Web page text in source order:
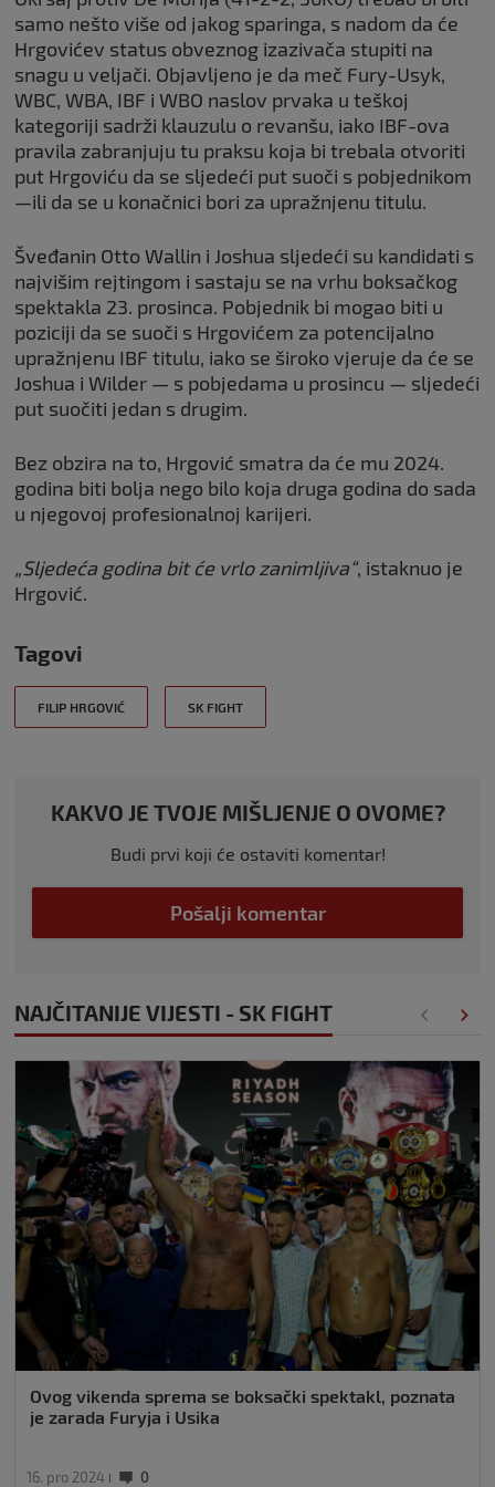
samo nešto više od jakog sparinga, s nadom da će
Hrgovićev status obveznog izazivača stupiti na
snagu u veljači. Objavljeno je da meč Fury-Usyk,
WBC, WBA, IBF i WBO naslov prvaka u teškoj
kategoriji sadrži klauzulu o revanšu, iako IBF-ova
pravila zabranjuju tu praksu koja bi trebala otvoriti
put Hrgoviću da se sljedeći put suoči s pobjednikom
—ili da se u konačnici bori za upražnjenu titulu.
Šveđanin Otto Wallin i Joshua sljedeći su kandidati s
najvišim rejtingom i sastaju se na vrhu boksačkog
spektakla 23. prosinca. Pobjednik bi mogao biti u
poziciji da se suoči s Hrgovićem za potencijalno
upražnjenu IBF titulu, iako se široko vjeruje da će se
Joshua i Wilder — s pobjedama u prosincu — sljedeći
put suočiti jedan s drugim.
Bez obzira na to, Hrgović smatra da će mu 2024.
godina biti bolja nego bilo koja druga godina do sada
u njegovoj profesionalnoj karijeri.
„Sljedeća godina bit će vrlo zanimljiva“, istaknuo je
Hrgović.
Tagovi
FILIP HRGOVIĆ SK FIGHT
KAKVO JE TVOJE MIŠLJENJE O OVOME?
Budi prvi koji će ostaviti komentar!
Pošalji komentar
NAJČITANIJE VIJESTI - SK FIGHT
Ovog vikenda sprema se boksački spektakl, poznata
je zarada Furyja i Usika
16. pro 2024 0